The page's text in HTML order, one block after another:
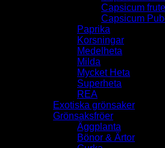
Capsicum
Capsicum
Paprika
Korsningar
Medelheta
Milda
Mycket Heta
Superheta
REA
Exotiska grönsaker
Grönsaksfröer
Äggplanta
Bönor & Ärtor